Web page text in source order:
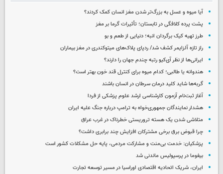
آیا میوه و عسل به بزرگ‌تر شدن مغز انسان کمک کردند؟
پشت پرده کلافگی در تابستان؛ تأثیرات گرما بر مغز
طرز تهیه کیک برگردان انبه؛ دنیایی از طعم و بو
راز تازه آلزایمر کشف شد/ ردپای پلاک‌های میتوکندری در مغز بیماران
ایرانی‌ها از نظر آی‌کیو رتبه چندم جهان را دارند؟
هندوانه یا طالبی؛ کدام‌ میوه برای کنترل قند خون بهتر است؟
گربه‌ها شاید کلید درمان سرطان در انسان باشند
آغاز ثبت‌نام‌ آزمون کارشناسی ارشد علوم پزشکی از فردا
هشدار نمایندگان جمهوری‌خواه به ترامپ درباره جنگ علیه ایران
متلاشی شدن یک هسته تروریستی خطرناک در غرب عراق
چرا قبوض برق برخی مشترکان افزایش چند برابری داشت؟
پزشکیان: خدمت بی‌منت و مشارکت مردمی، پایه حل مشکلات کشور است
بیفوما در پرسپولیس ماندنی شد
ایران، شریک اتحادیه اقتصادی اوراسیا در مسیر توسعه تجارت